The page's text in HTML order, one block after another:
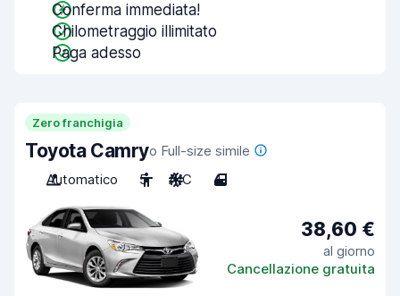
Conferma immediata!
Chilometraggio illimitato
Paga adesso
Zero franchigia
Toyota Camryo Full-size simile
Automatico
5 A/C 4
38,60 €
al giorno
Cancellazione gratuita